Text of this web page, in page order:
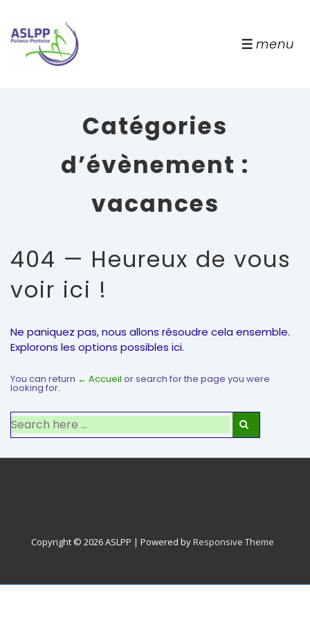
au
contenu
menu
menu
Catégories
d’évènement :
vacances
404 — Heureux de vous
voir ici !
Ne paniquez pas, nous allons résoudre cela ensemble.
Explorons les options possibles ici.
You can return ← Accueil or search for the page you were
looking for.
Recherche
pour:
de
page
Copyright © 2026ASLPP | Powered byResponsive Theme